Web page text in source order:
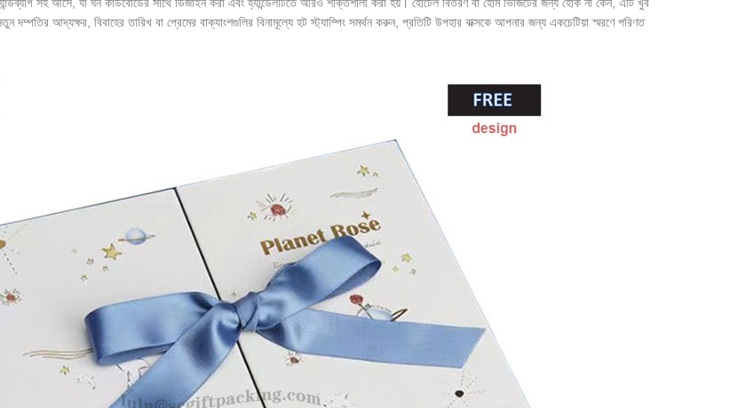
আদ্যক্ষর, বিবাহের তারিখ বা প্রেমের বাক্যাংশগুলির বিনামূল্যে হট স্ট্যাম্পিং সমর্থন করুন, প্রতিটি উপহার বাক্সকে আপনার জন্য একচেটিয়া স্মরণে পরিণত